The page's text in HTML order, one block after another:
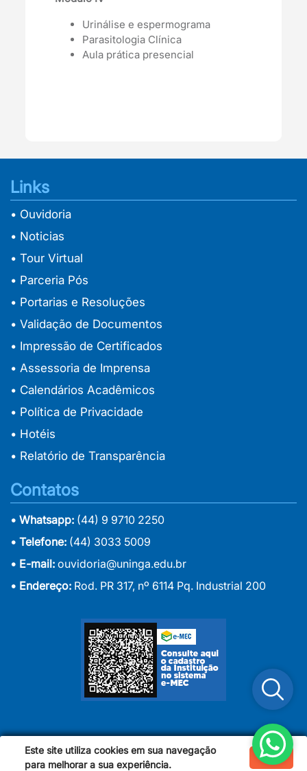
Urinálise e espermograma
Parasitologia Clínica
Aula prática presencial
Links
• Ouvidoria
• Noticias
• Tour Virtual
• Parceria Pós
• Portarias e Resoluções
• Validação de Documentos
• Impressão de Certificados
• Assessoria de Imprensa
• Calendários Acadêmicos
• Política de Privacidade
• Hotéis
• Relatório de Transparência
Contatos
• Whatsapp: (44) 9 9710 2250
• Telefone: (44) 3033 5009
• E-mail: ouvidoria@uninga.edu.br
• Endereço: Rod. PR 317, nº 6114 Pq. Industrial 200
Copyright 2024 | Uningá - Centro Universitário Ingá
Este site utiliza cookies em sua navegação
para melhorar a sua experiência.
Ok